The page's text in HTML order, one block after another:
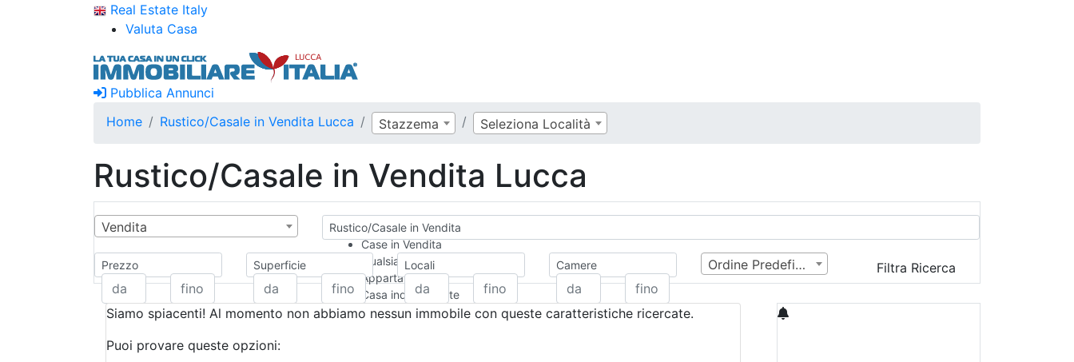
Real Estate Italy
Valuta Casa
Pubblica Annunci
Home
Rustico/Casale in Vendita Lucca Stazzema Seleziona Località
Rustico/Casale in Vendita Lucca
Vendita
Rustico/Casale in Vendita
Case in Vendita
Qualsiasi
Appartamento
Casa indipendente
Casa Semi-indipendente
Prezzo Superficie Locali Camere Ordine Predefinito Filtra Ricerca
Siamo spiacenti! Al momento non abbiamo nessun immobile con queste caratteristiche ricercate.
Puoi provare queste opzioni: